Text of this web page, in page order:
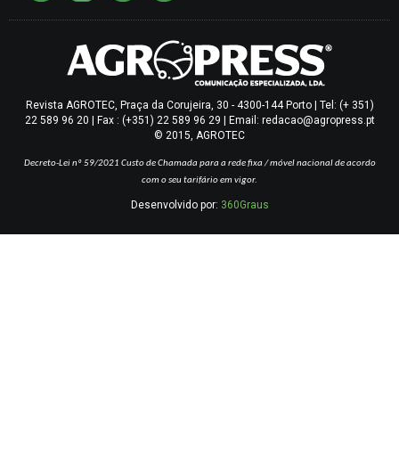
Revista AGROTEC, Praça da Corujeira, 30 - 4300-144 Porto | Tel: (+ 351)
22 589 96 20 | Fax : (+351) 22 589 96 29 | Email: redacao@agropress.pt
© 2015, AGROTEC
Decreto-Lei nº 59/2021 Custo de Chamada para a rede fixa / móvel nacional de acordo
com o seu tarifário em vigor.
Desenvolvido por: 360Graus